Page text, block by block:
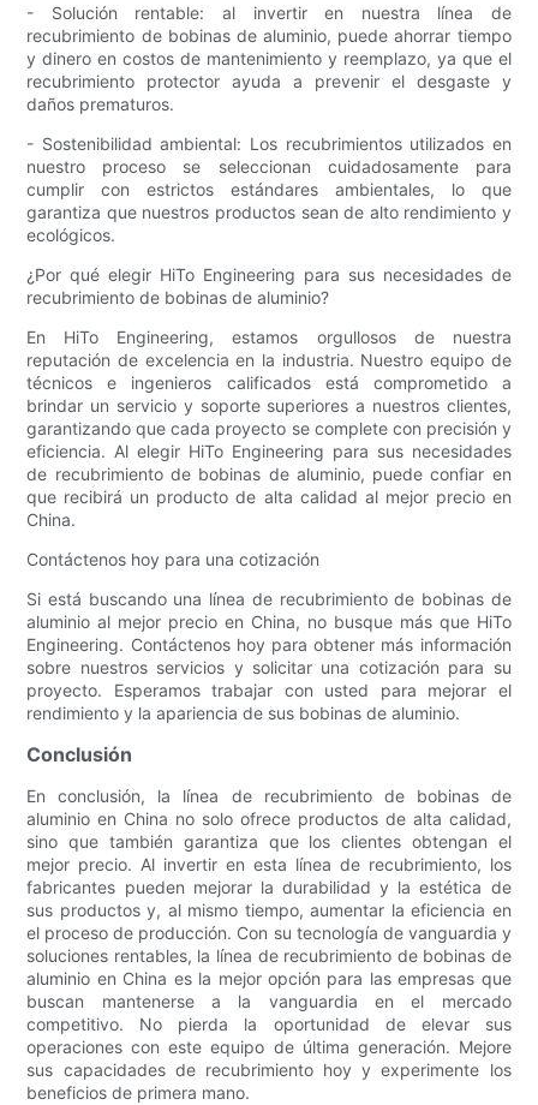
- Solución rentable: al invertir en nuestra línea de
recubrimiento de bobinas de aluminio, puede ahorrar tiempo
y dinero en costos de mantenimiento y reemplazo, ya que el
recubrimiento protector ayuda a prevenir el desgaste y
daños prematuros.
- Sostenibilidad ambiental: Los recubrimientos utilizados en
nuestro proceso se seleccionan cuidadosamente para
cumplir con estrictos estándares ambientales, lo que
garantiza que nuestros productos sean de alto rendimiento y
ecológicos.
¿Por qué elegir HiTo Engineering para sus necesidades de
recubrimiento de bobinas de aluminio?
En HiTo Engineering, estamos orgullosos de nuestra
reputación de excelencia en la industria. Nuestro equipo de
técnicos e ingenieros calificados está comprometido a
brindar un servicio y soporte superiores a nuestros clientes,
garantizando que cada proyecto se complete con precisión y
eficiencia. Al elegir HiTo Engineering para sus necesidades
de recubrimiento de bobinas de aluminio, puede confiar en
que recibirá un producto de alta calidad al mejor precio en
China.
Contáctenos hoy para una cotización
Si está buscando una línea de recubrimiento de bobinas de
aluminio al mejor precio en China, no busque más que HiTo
Engineering. Contáctenos hoy para obtener más información
sobre nuestros servicios y solicitar una cotización para su
proyecto. Esperamos trabajar con usted para mejorar el
rendimiento y la apariencia de sus bobinas de aluminio.
Conclusión
En conclusión, la línea de recubrimiento de bobinas de
aluminio en China no solo ofrece productos de alta calidad,
sino que también garantiza que los clientes obtengan el
mejor precio. Al invertir en esta línea de recubrimiento, los
fabricantes pueden mejorar la durabilidad y la estética de
sus productos y, al mismo tiempo, aumentar la eficiencia en
el proceso de producción. Con su tecnología de vanguardia y
soluciones rentables, la línea de recubrimiento de bobinas de
aluminio en China es la mejor opción para las empresas que
buscan mantenerse a la vanguardia en el mercado
competitivo. No pierda la oportunidad de elevar sus
operaciones con este equipo de última generación. Mejore
sus capacidades de recubrimiento hoy y experimente los
beneficios de primera mano.